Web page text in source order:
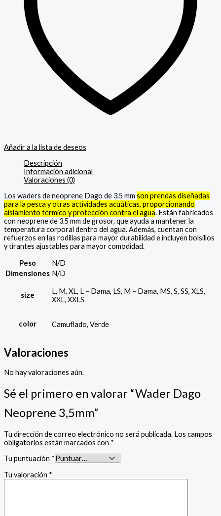
Añadir a la lista de deseos
Descripción
Información adicional
Valoraciones (0)
Los waders de neoprene Dago de 3.5 mm son prendas diseñadas
para la pesca y otras actividades acuáticas, proporcionando
aislamiento térmico y protección contra el agua. Están fabricados
con neoprene de 3.5 mm de grosor, que ayuda a mantener la
temperatura corporal dentro del agua. Además, cuentan con
refuerzos en las rodillas para mayor durabilidad e incluyen bolsillos
y tirantes ajustables para mayor comodidad.
Peso
N/D
Dimensiones N/D
size
L, M, XL, L – Dama, LS, M – Dama, MS, S, SS, XLS,
XXL, XXLS
color Camuflado, Verde
Valoraciones
No hay valoraciones aún.
Sé el primero en valorar “Wader Dago
Neoprene 3,5mm”
Tu dirección de correo electrónico no será publicada. Los campos
obligatorios están marcados con *
Tu puntuación *
Tu valoración *